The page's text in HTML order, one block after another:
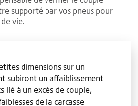
supporté par vos pneus pour
vie.
dimensions sur un
subiront un affaiblissement
lié à un excès de couple,
de la carcasse